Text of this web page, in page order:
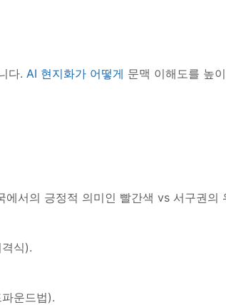
다. AI 현지화가 어떻게 문맥 이해도를 높
서의 긍정적 의미인 빨간색 vs 서구권의
식).
운드법).